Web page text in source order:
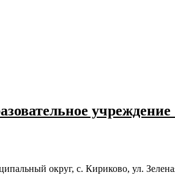
округ, с. Кириково, ул.